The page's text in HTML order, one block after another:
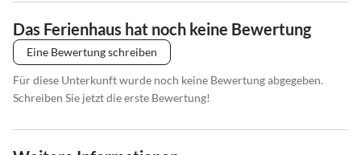
Das Ferienhaus hat noch keine Bewertung
Eine Bewertung schreiben
Für diese Unterkunft wurde noch keine Bewertung abgegeben.
Schreiben Sie jetzt die erste Bewertung!